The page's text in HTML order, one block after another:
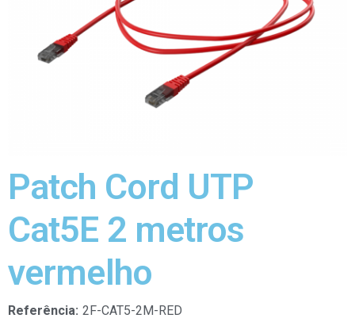
Patch Cord UTP
Cat5E 2 metros
vermelho
Referência: 2F-CAT5-2M-RED